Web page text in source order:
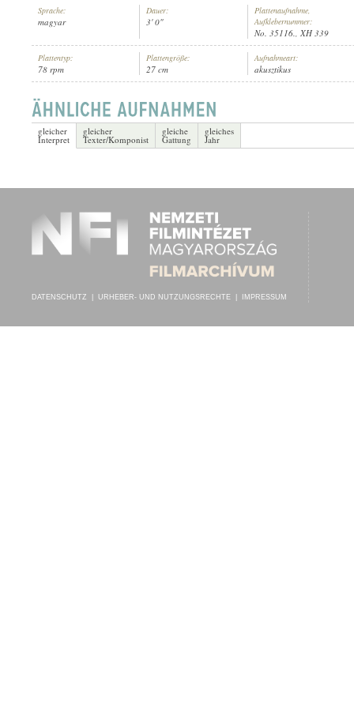
Sprache:
magyar
Dauer:
3' 0"
Plattenaufnahme,
Aufklebernummer:
No. 35116., XH 339
Plattentyp:
78 rpm
Plattengröße:
27 cm
Aufnahmeart:
akusztikus
gleicher
Interpret
gleicher
Texter/Komponist
gleiche
Gattung
gleiches
Jahr
DATENSCHUTZ URHEBER- UND NUTZUNGSRECHTE IMPRESSUM